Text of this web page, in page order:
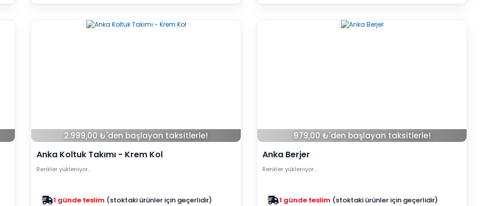
2.999,00 ₺'den başlayan taksitlerle!
Anka Koltuk Takımı - Krem Kol
Renkler yükleniyor…
Zam yok 2025 fiyatları devam ediyor
979,00 ₺'den başlayan taksitlerle!
Anka Berjer
Renkler yükleniyor…
Zam yok 2025 fiyatları devam ediyor